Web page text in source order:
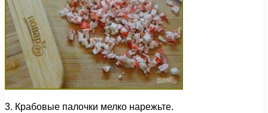
3. Крабовые палочки мелко нарежьте.